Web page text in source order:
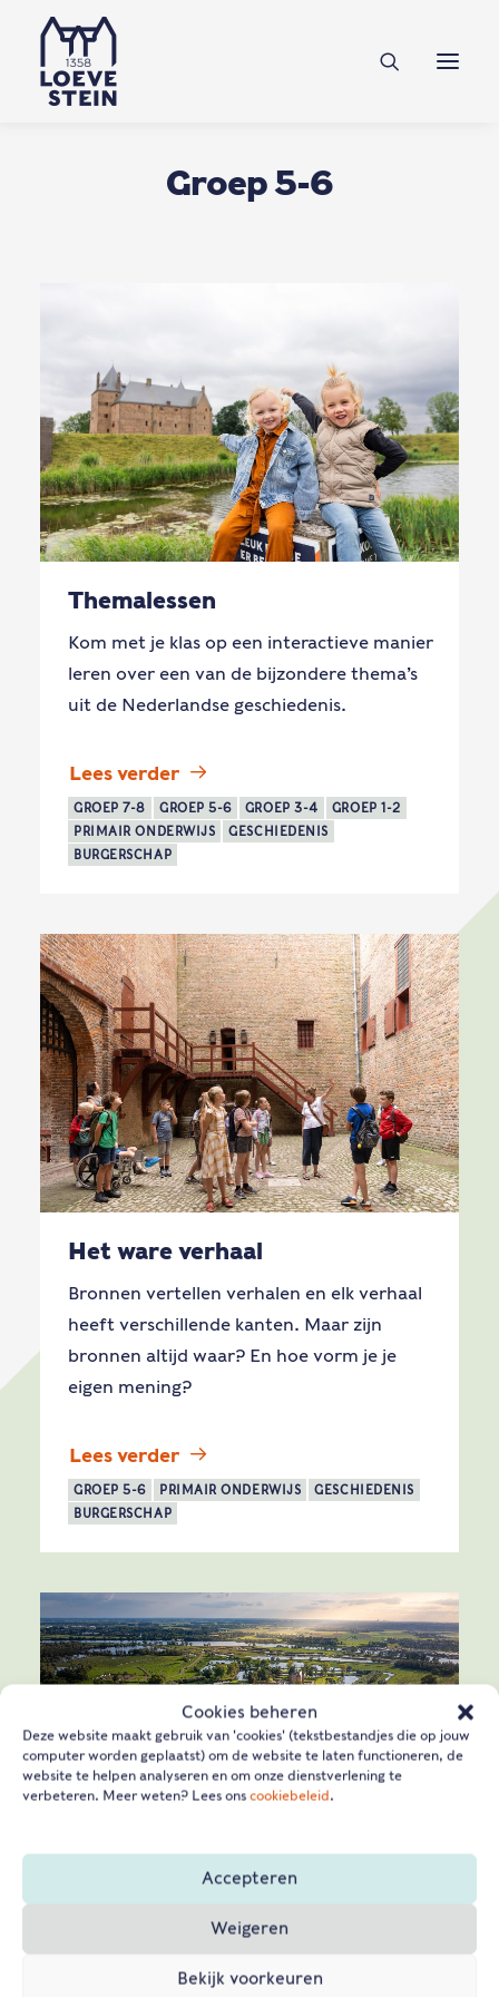
Cookies beheren
Deze website maakt gebruik van 'cookies' (tekstbestandjes die op jouw
computer worden geplaatst) om de website te laten functioneren, de
website te helpen analyseren en om onze dienstverlening te
verbeteren. Meer weten? Lees ons cookiebeleid.
Accepteren
Weigeren
Bekijk voorkeuren
Ontdek Loevestein
Plan je bezoek
Steun ons
Tickets
Groep 5-6
Themalessen
Kom met je klas op een interactieve manier
leren over een van de bijzondere thema’s
uit de Nederlandse geschiedenis.
Lees verder
GROEP 7-8 GROEP 5-6 GROEP 3-4
GROEP 1-2
PRIMAIR ONDERWIJS
GESCHIEDENIS
BURGERSCHAP
Het ware verhaal
Bronnen vertellen verhalen en elk verhaal
heeft verschillende kanten. Maar zijn
bronnen altijd waar? En hoe vorm je je
eigen mening?
Lees verder
GROEP 5-6 PRIMAIR ONDERWIJS
GESCHIEDENIS
BURGERSCHAP
Water als wapen. Een geniaal idee dat
Nederland eeuwenlang heeft beschermd.